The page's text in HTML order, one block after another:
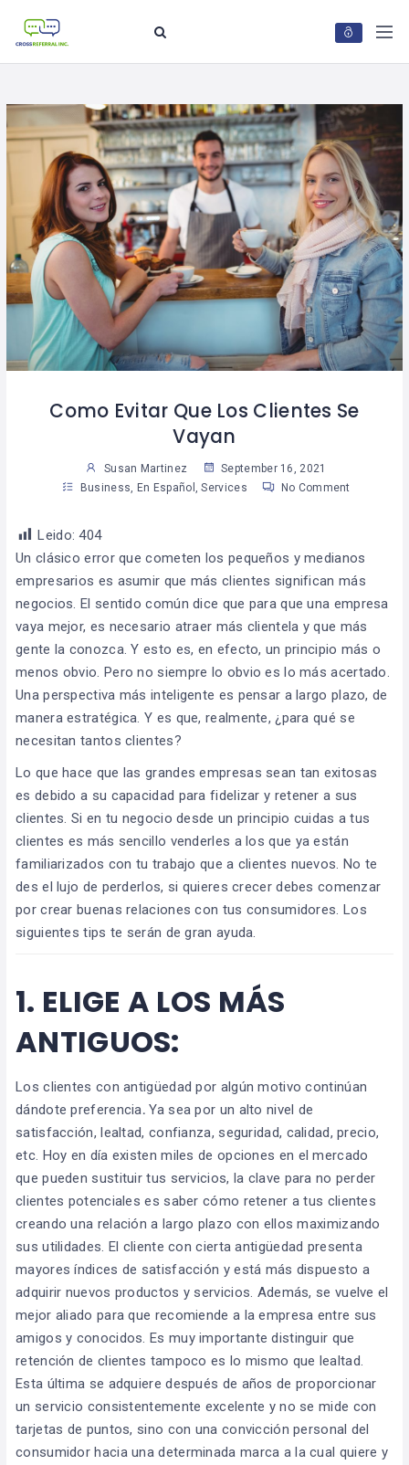
Como Evitar Que Los Clientes Se
Vayan
Susan Martinez
September 16, 2021
Business
En Español ,Services No Comment
Leido: 404
Un clásico error que cometen los pequeños y medianos
empresarios es asumir que más clientes significan más
negocios. El sentido común dice que para que una empresa
vaya mejor, es necesario atraer más clientela y que más
gente la conozca. Y esto es, en efecto, un principio más o
menos obvio. Pero no siempre lo obvio es lo más acertado.
Una perspectiva más inteligente es pensar a largo plazo, de
manera estratégica. Y es que, realmente, ¿para qué se
necesitan tantos clientes?
Lo que hace que las grandes empresas sean tan exitosas
es debido a su capacidad para fidelizar y retener a sus
clientes. Si en tu negocio desde un principio cuidas a tus
clientes es más sencillo venderles a los que ya están
familiarizados con tu trabajo que a clientes nuevos. No te
des el lujo de perderlos, si quieres crecer debes comenzar
por crear buenas relaciones con tus consumidores. Los
siguientes tips te serán de gran ayuda.
1. ELIGE A LOS MÁS
ANTIGUOS:
Los clientes con antigüedad por algún motivo continúan
dándote preferencia. Ya sea por un alto nivel de
satisfacción, lealtad, confianza, seguridad, calidad, precio,
etc. Hoy en día existen miles de opciones en el mercado
que pueden sustituir tus servicios, la clave para no perder
clientes potenciales es saber cómo retener a tus clientes
creando una relación a largo plazo con ellos maximizando
sus utilidades. El cliente con cierta antigüedad presenta
mayores índices de satisfacción y está más dispuesto a
adquirir nuevos productos y servicios. Además, se vuelve el
mejor aliado para que recomiende a la empresa entre sus
amigos y conocidos. Es muy importante distinguir que
retención de clientes tampoco es lo mismo que lealtad.
Esta última se adquiere después de años de proporcionar
un servicio consistentemente excelente y no se mide con
tarjetas de puntos, sino con una convicción personal del
consumidor hacia una determinada marca a la cual quiere y